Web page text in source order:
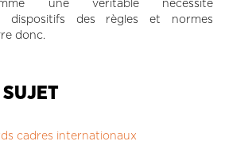
une véritable nécessité
dispositifs des règles et normes
donc.
cadres internationaux